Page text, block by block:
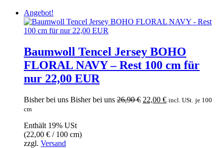
Angebot!
Baumwoll Tencel Jersey BOHO
FLORAL NAVY – Rest 100 cm für
nur 22,00 EUR
Bisher bei uns Bisher bei uns 26,90€ Ursprünglicher
22,00 €Aktueller
incl. USt. je 100
cm
Enthält 19% USt
(22,00 € / 100 cm)
zzgl. Versand